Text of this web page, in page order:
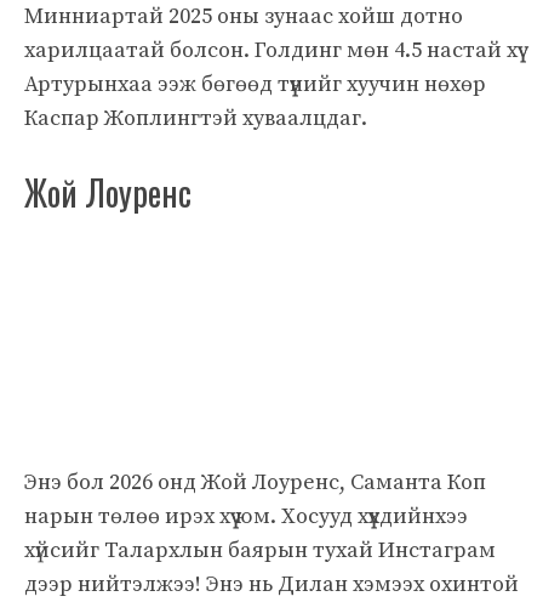
Минниартай 2025 оны зунаас хойш дотно
харилцаатай болсон. Голдинг мөн 4.5 настай хүү
Артурынхаа ээж бөгөөд түүнийг хуучин нөхөр
Каспар Жоплингтэй хуваалцдаг.
Жой Лоуренс
Энэ бол 2026 онд Жой Лоуренс, Саманта Коп
нарын төлөө ирэх хүү юм. Хосууд хүүхдийнхээ
хүйсийг Талархлын баярын тухай Инстаграм
дээр нийтэлжээ! Энэ нь Дилан хэмээх охинтой